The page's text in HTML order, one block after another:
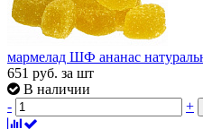
мармелад ШФ ананас
651 руб. за шт
В наличии
-
+